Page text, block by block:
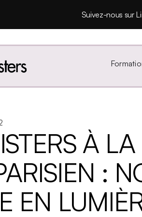
Suivez-nous sur
À
:
EN